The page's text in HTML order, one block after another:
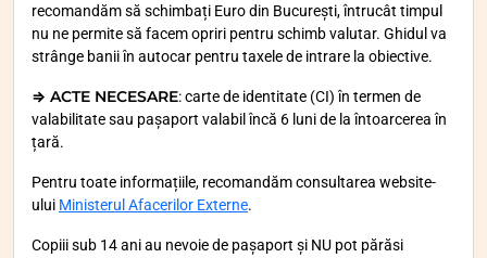
recomandăm să schimbați Euro din București, întrucât timpul
nu ne permite să facem opriri pentru schimb valutar. Ghidul va
strânge banii în autocar pentru taxele de intrare la obiective.
⇒ ACTE NECESARE: carte de identitate (CI) în termen de
valabilitate sau pașaport valabil încă 6 luni de la întoarcerea în
țară.
Pentru toate informațiile, recomandăm consultarea website-
ului Ministerul Afacerilor Externe.
Copiii sub 14 ani au nevoie de pașaport și NU pot părăsi